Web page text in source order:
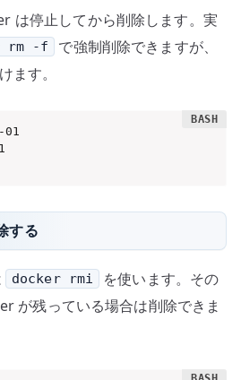
は停止してから削除します。実
rm -f
で強制削除できますが、
ます。
する
docker rmi
を使います。その
が残っている場合は削除できま